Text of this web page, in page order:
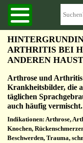
ARTHRITIS BEI
ANDEREN
Arthrose und Arthritis
Krankheitsbilder, die
täglichen
auch häufig vermischt.
Indikationen: Arthrose,
Knochen,
Beschwerden, Trauma,